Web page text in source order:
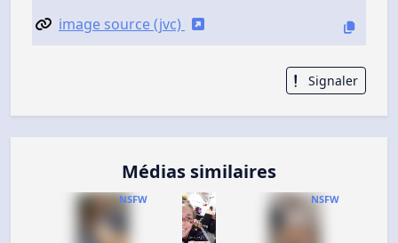
image source (jvc)
Signaler
Médias similaires
NSFW NSFW